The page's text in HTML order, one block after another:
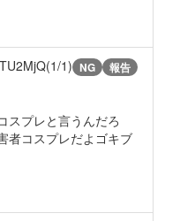
1) NG 報告
スプレと言うんだろ
者コスプレだよゴキブ